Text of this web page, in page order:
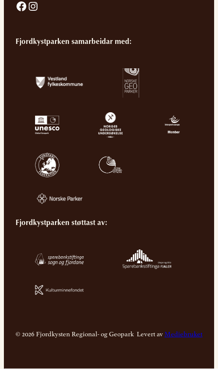
Facebook Instagram
Fjordkystparken samarbeidar med:
Fjordkystparken støttast av:
© 2026 Fjordkysten Regional- og Geopark Levert av Mediebruket